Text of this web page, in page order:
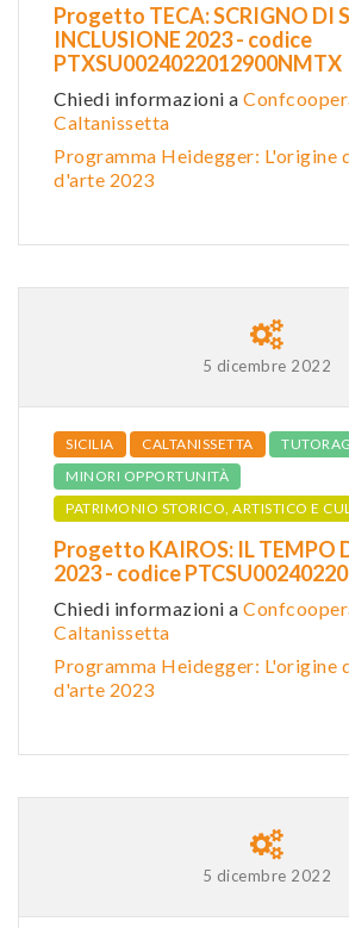
Progetto TECA: SCRIGNO DI
INCLUSIONE 2023 - codice
PTXSU0024022012900NMTX
Chiedi informazioni a
Caltanissetta
Programma Heidegger: L'origine
d'arte 2023
5 dicembre 2022
SICILIA CALTANISSETTA
MINORI OPPORTUNITÀ
PATRIMONIO STORICO, ARTISTICO E
Progetto KAIROS: IL TEMPO
2023 - codice
Chiedi informazioni a
Caltanissetta
Programma Heidegger: L'origine
d'arte 2023
5 dicembre 2022